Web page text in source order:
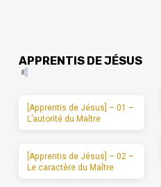
APPRENTIS DE JÉSUS
[Apprentis de Jésus] – 01 –
L’autorité du Maître
[Apprentis de Jésus] – 02 –
Le caractère du Maître